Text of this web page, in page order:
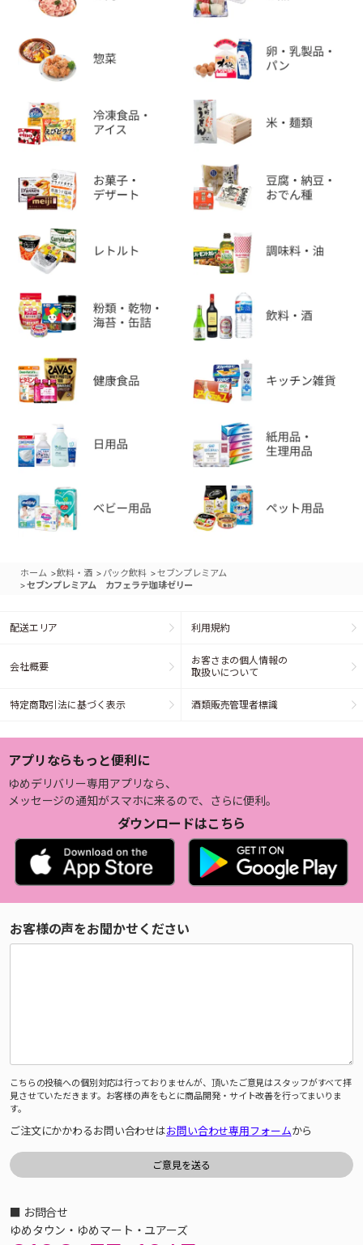
ホーム >飲料・酒 > パック飲料 >セブンプレミアム
>セブンプレミアム カフェラテ珈琲ゼリー
配送エリア 利用規約
会社概要
お客さまの個人情報の
取扱いについて
特定商取引法に基づく表示 酒類販売管理者標識
アプリならもっと便利に
ゆめデリバリー専用アプリなら、
メッセージの通知がスマホに来るので、さらに便利。
ダウンロードはこちら
お客様の声をお聞かせください
こちらの投稿への個別対応は行っておりませんが、頂いたご意見はスタッフがすべて拝
見させていただきます。お客様の声をもとに商品開発・サイト改善を行ってまいりま
す。
ご注文にかかわるお問い合わせはお問い合わせ専用フォームから
■ お問合せ
ゆめタウン・ゆめマート・ユアーズ